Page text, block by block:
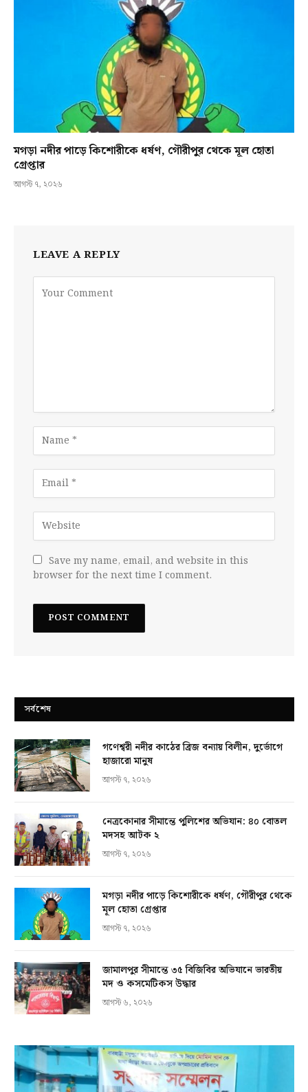
মগড়া নদীর পাড়ে কিশোরীকে ধর্ষণ, গৌরীপুর থেকে মূল হোতা
গ্রেপ্তার
আগস্ট ৭, ২০২৬
LEAVE A REPLY
Save my name, email, and website in this
browser for the next time I comment.
সর্বশেষ
গণেশ্বরী নদীর কাঠের ব্রিজ বন্যায় বিলীন, দুর্ভোগে
হাজারো মানুষ
আগস্ট ৭, ২০২৬
নেত্রকোনার সীমান্তে পুলিশের অভিযান: ৪০ বোতল
মদসহ আটক ২
আগস্ট ৭, ২০২৬
মগড়া নদীর পাড়ে কিশোরীকে ধর্ষণ, গৌরীপুর থেকে
মূল হোতা গ্রেপ্তার
আগস্ট ৭, ২০২৬
জামালপুর সীমান্তে ৩৫ বিজিবির অভিযানে ভারতীয়
মদ ও কসমেটিকস উদ্ধার
আগস্ট ৬, ২০২৬